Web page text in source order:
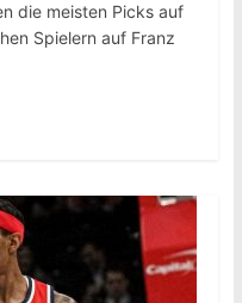
die meisten Picks auf
Spielern auf Franz